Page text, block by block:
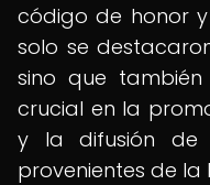
código de honor
solo se
sino que
crucial en la
y la difusión de
provenientes de la